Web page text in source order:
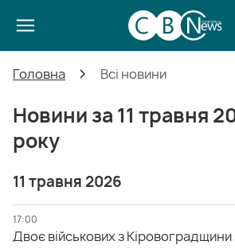
Головна Всі новини
Новини за 11 травня
року
11 травня 2026
17:00
Двоє військових з Кіровоградщини